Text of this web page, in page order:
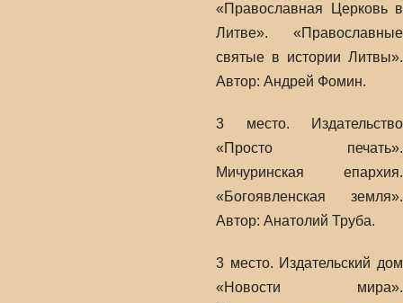
«Православная Церковь в
Литве». «Православные
святые в истории Литвы».
Автор: Андрей Фомин.
3 место. Издательство
«Просто печать».
Мичуринская епархия.
«Богоявленская земля».
Автор: Анатолий Труба.
3 место. Издательский дом
«Новости мира».